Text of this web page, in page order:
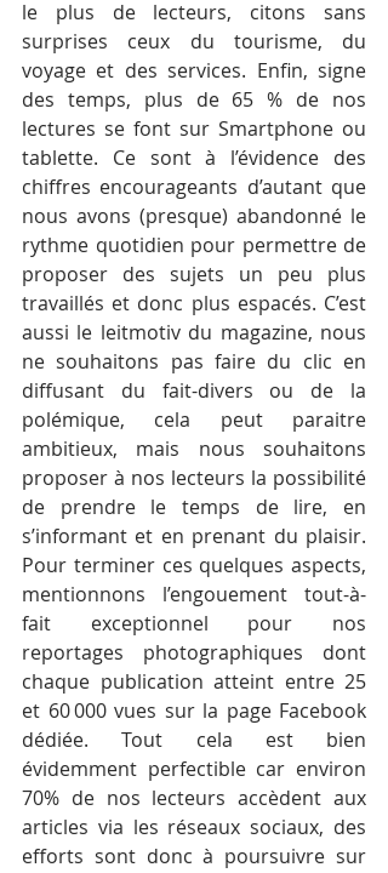
le plus de lecteurs, citons sans
surprises ceux du tourisme, du
voyage et des services. Enfin, signe
des temps, plus de 65 % de nos
lectures se font sur Smartphone ou
tablette. Ce sont à l’évidence des
chiffres encourageants d’autant que
nous avons (presque) abandonné le
rythme quotidien pour permettre de
proposer des sujets un peu plus
travaillés et donc plus espacés. C’est
aussi le leitmotiv du magazine, nous
ne souhaitons pas faire du clic en
diffusant du fait-divers ou de la
polémique, cela peut paraitre
ambitieux, mais nous souhaitons
proposer à nos lecteurs la possibilité
de prendre le temps de lire, en
s’informant et en prenant du plaisir.
Pour terminer ces quelques aspects,
mentionnons l’engouement tout-à-
fait exceptionnel pour nos
reportages photographiques dont
chaque publication atteint entre 25
et 60 000 vues sur la page Facebook
dédiée. Tout cela est bien
évidemment perfectible car environ
70% de nos lecteurs accèdent aux
articles via les réseaux sociaux, des
efforts sont donc à poursuivre sur